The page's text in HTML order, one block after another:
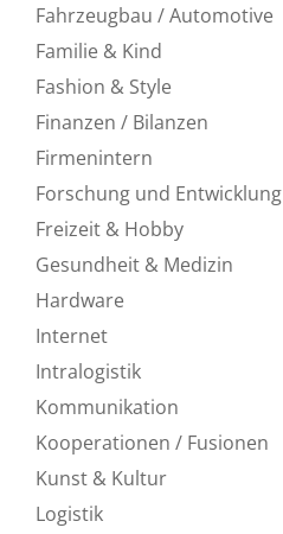
Fahrzeugbau / Automotive
Familie & Kind
Fashion & Style
Finanzen / Bilanzen
Firmenintern
Forschung und Entwicklung
Freizeit & Hobby
Gesundheit & Medizin
Hardware
Internet
Intralogistik
Kommunikation
Kooperationen / Fusionen
Kunst & Kultur
Logistik